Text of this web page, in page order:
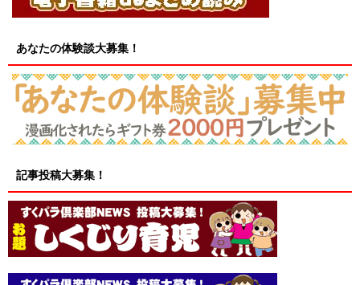
あなたの体験談大募集！
記事投稿大募集！